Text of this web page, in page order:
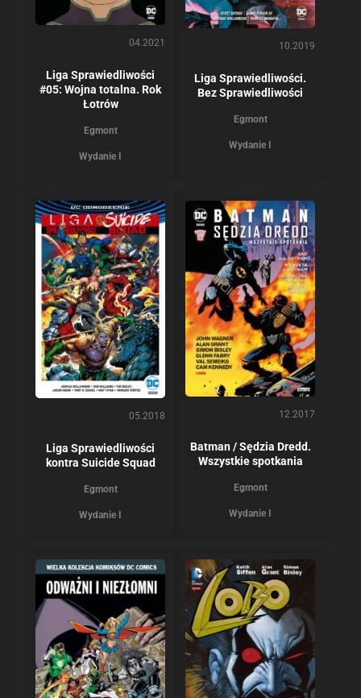
04.2021
Liga Sprawiedliwości
#05: Wojna totalna. Rok
Łotrów
Egmont
Wydanie I
10.2019
Liga Sprawiedliwości.
Bez Sprawiedliwości
Egmont
Wydanie I
05.2018
Liga Sprawiedliwości
kontra Suicide Squad
Egmont
Wydanie I
12.2017
Batman / Sędzia Dredd.
Wszystkie spotkania
Egmont
Wydanie I